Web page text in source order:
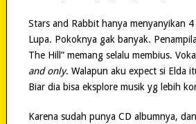
Stars and Rabbit hanya menyanyikan
Lupa. Pokoknya gak banyak.
The Hill” memang selalu membius.
and only. Walapun aku expect si Elda
Biar dia bisa eksplore musik yg lebih
Karena sudah punya CD albumnya,